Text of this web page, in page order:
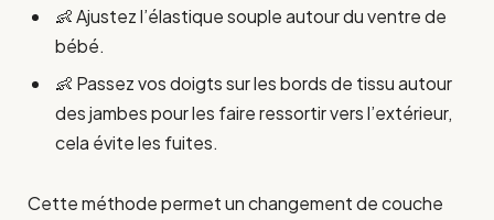
👶 Ajustez l’élastique souple autour du ventre de
bébé.
👶 Passez vos doigts sur les bords de tissu autour
des jambes pour les faire ressortir vers l’extérieur,
cela évite les fuites.
Cette méthode permet un changement de couche